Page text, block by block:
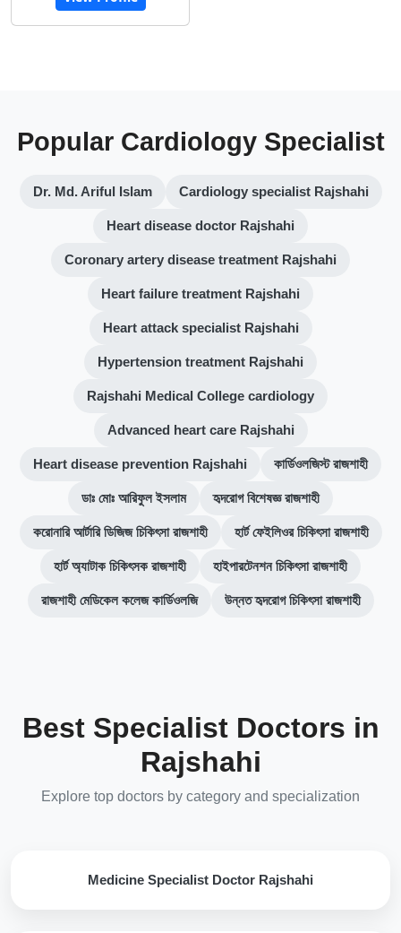
Popular Cardiology Specialist
Dr. Md. Ariful Islam Cardiology specialist Rajshahi
Heart disease doctor Rajshahi
Coronary artery disease treatment Rajshahi
Heart failure treatment Rajshahi
Heart attack specialist Rajshahi
Hypertension treatment Rajshahi
Rajshahi Medical College cardiology
Advanced heart care Rajshahi
Heart disease prevention Rajshahi কার্ডিওলজিস্ট রাজশাহী
ডাঃ মোঃ আরিফুল ইসলাম হৃদরোগ বিশেষজ্ঞ রাজশাহী
করোনারি আর্টারি ডিজিজ চিকিৎসা রাজশাহী হার্ট ফেইলিওর চিকিৎসা রাজশাহী
হার্ট অ্যাটাক চিকিৎসক রাজশাহী হাইপারটেনশন চিকিৎসা রাজশাহী
রাজশাহী মেডিকেল কলেজ কার্ডিওলজি উন্নত হৃদরোগ চিকিৎসা রাজশাহী
Best Specialist Doctors in
Rajshahi
Explore top doctors by category and specialization
Medicine Specialist Doctor Rajshahi